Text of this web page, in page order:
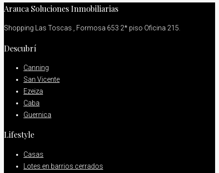
Arauca Soluciones Inmobiliarias
Shopping Las Toscas , Formosa 653 2* piso Oficina 215.
Descubrí
Canning
San Vicente
Ezeiza
Caba
Guernica
Lifestyle
Casas
Lotes en barrios cerrados